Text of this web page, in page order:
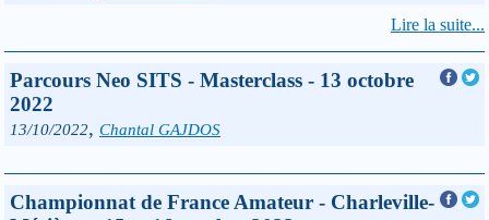
Lire la suite...
Parcours Neo SITS - Masterclass - 13 octobre
2022
13/10/2022, Chantal GAJDOS
Championnat de France Amateur - Charleville-